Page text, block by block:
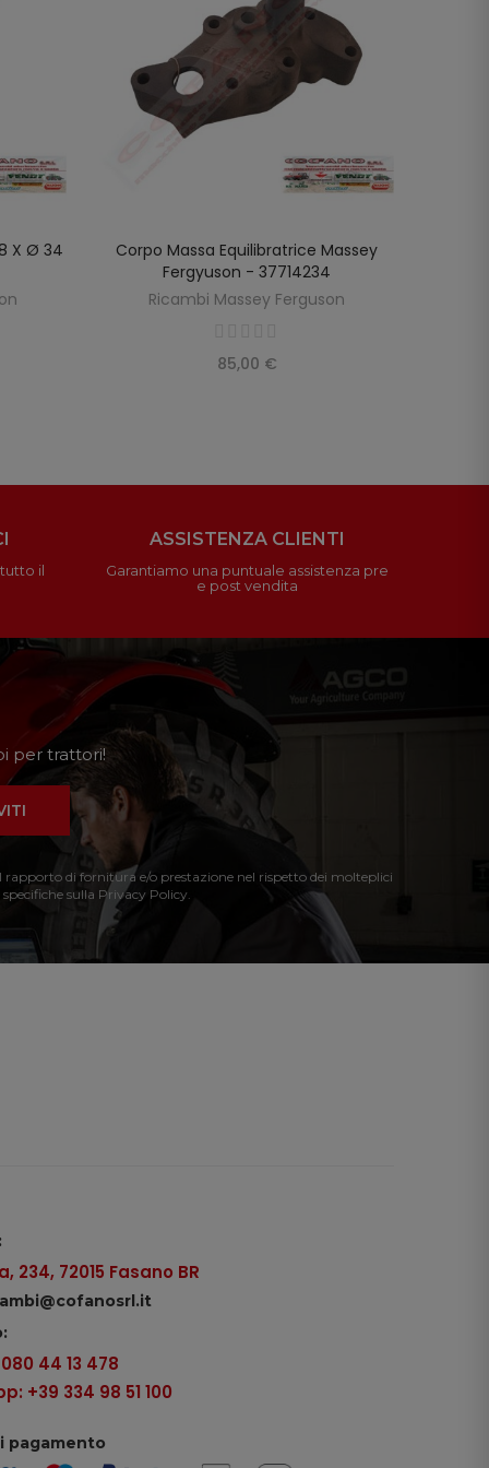
X Ø 34
AGGIUNGI AL CARRELLO
Corpo Massa Equilibratrice Massey
Fergyuson - 37714234
Ricambi Massey Ferguson
85,00 €
il
ASSISTENZA CLIENTI
Garantiamo una puntuale assistenza pre
e post vendita
per trattori!
rapporto di fornitura e/o prestazione nel rispetto dei molteplici
sulla Privacy Policy.
234, 72015 Fasano BR
44 13 478
+39 334 98 51 100
pagamento